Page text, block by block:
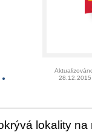
28.12.2015
lokality